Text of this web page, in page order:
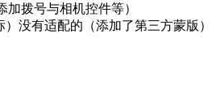
拨号与相机控件等）
没有适配的（添加了第三方蒙版）